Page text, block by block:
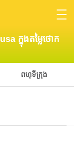
ក្នុងតម្លៃថោក
ពហុទីក្រុង